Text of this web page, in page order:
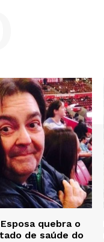
quebra o
de saúde do